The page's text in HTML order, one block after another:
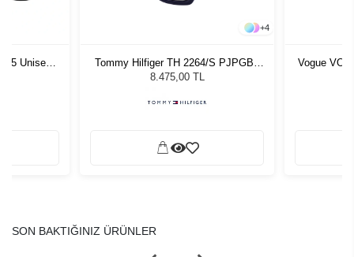
55 Unisex
+4
Tommy Hilfiger TH 2264/S PJPGB -
51 Kadın Güneş Gözlüğü
8.475,00 TL
Vogue VO
SON BAKTIĞINIZ ÜRÜNLER